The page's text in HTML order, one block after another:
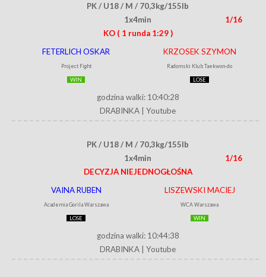
PK / U18 / M / 70,3kg/155lb
1x4min
1/16
KO ( 1 runda 1:29 )
FETERLICH OSKAR
Project Fight
WIN
KRZOSEK SZYMON
Radomski Klub Taekwon-do
LOSE
godzina walki: 10:40:28
DRABINKA
Youtube
PK / U18 / M / 70,3kg/155lb
1x4min
1/16
DECYZJA NIEJEDNOGŁOŚNA
VAINA RUBEN
Academia Gorila Warszawa
LOSE
LISZEWSKI MACIEJ
WCA Warszawa
WIN
godzina walki: 10:44:38
DRABINKA
Youtube